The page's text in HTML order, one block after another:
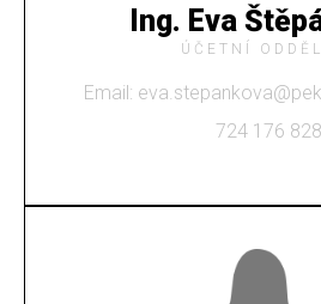
Ing. Eva
ÚČETNÍ
Email:
724 176 828